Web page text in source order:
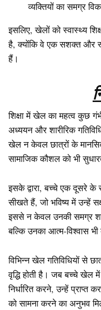
व्यक्तियों का समग्र
इसलिए, खेलों को स्वास्थ्य
है, क्योंकि वे एक सशक्त और
हैं।
शिक्षा में खेल का महत्व कुछ
अध्ययन और शारीरिक
खेल न केवल छात्रों के
सामाजिक कौशल को भी
इसके द्वारा, बच्चे एक दूसरे के
सीखते हैं, जो भविष्य में उन्हें
इससे न केवल उनकी समग्र
बल्कि उनका आत्म-विश्वास भी
विभिन्न खेल गतिविधियों से
वृद्धि होती है। जब बच्चे खेल
निर्धारित करने, उन्हें
को सामना करने का अनुभव